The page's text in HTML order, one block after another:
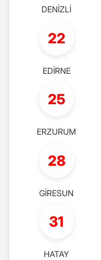
DENİZLİ
22
EDİRNE
25
ERZURUM
28
GİRESUN
31
HATAY